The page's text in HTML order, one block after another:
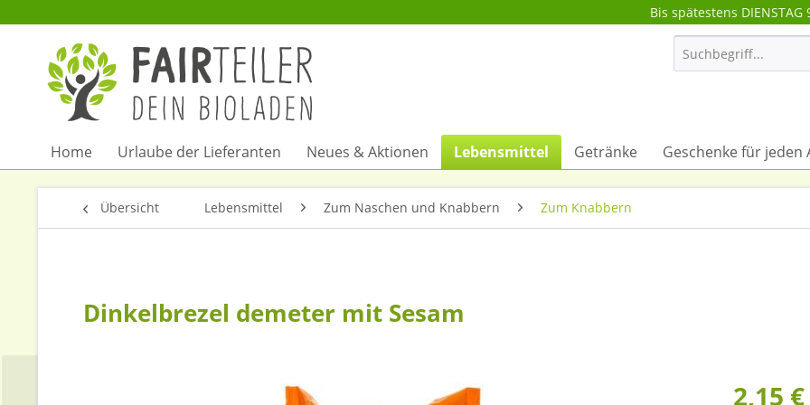
Bis spätestens
Home Urlaube der Lieferanten Neues & Aktionen Lebensmittel Getränke Geschenke für jeden
Übersicht Lebensmittel Zum Naschen und Knabbern Zum Knabbern
Dinkelbrezel demeter mit Sesam
2,15 €